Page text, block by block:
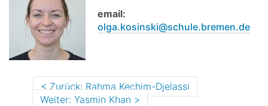
email:
olga.kosinski@schule.bremen.de
Zurück: Rahma Kechim-Djelassi
Weiter: Yasmin Khan